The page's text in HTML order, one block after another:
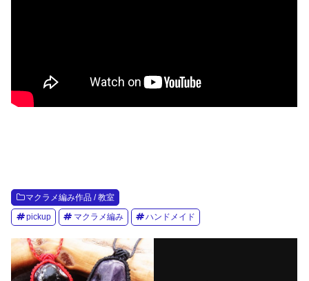
マクラメ編み作品 / 教室
pickup マクラメ編み ハンドメイド